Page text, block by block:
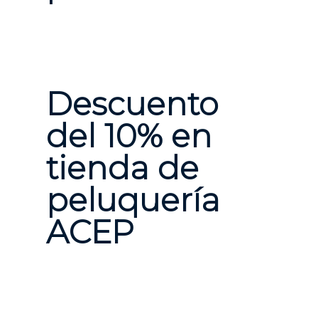
Descuento
del 10% en
tienda de
peluquería
ACEP